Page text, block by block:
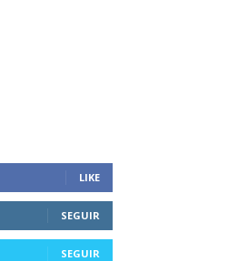
LIKE
SEGUIR
SEGUIR